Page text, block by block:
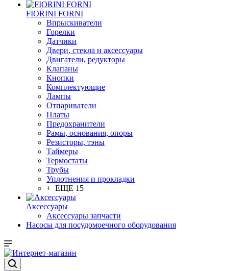
FIORINI FORNI
Впрыскиватели
Горелки
Датчики
Двери, стекла и аксессуары
Двигатели, редукторы
Клапаны
Кнопки
Комплектующие
Лампы
Отпариватели
Платы
Предохранители
Рамы, основания, опоры
Резисторы, тэны
Таймеры
Термостаты
Трубы
Уплотнения и прокладки
+ ЕЩЕ 15
Аксессуары
Аксессуары запчасти
Насосы для посудомоечного оборудования